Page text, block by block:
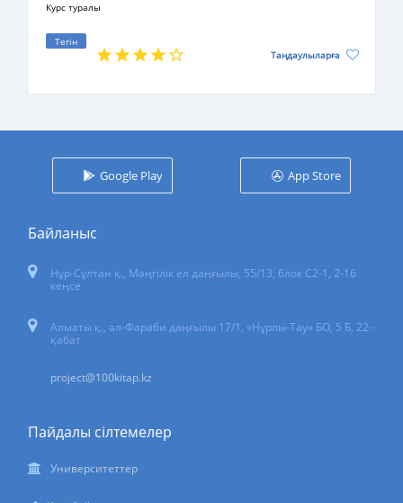
Курс туралы
Тегін
Таңдаулыларға
Google Play App Store
Байланыс
Нұр-Сұлтан қ., Мәңгілік ел даңғылы, 55/13, блок С2-1, 2-16
кеңсе
Алматы қ., әл-Фараби даңғылы 17/1, «Нұрлы-Тау» БО, 5 Б, 22-
қабат
project@100kitap.kz
Пайдалы сілтемелер
Университеттер